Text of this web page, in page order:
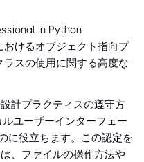
in Python
けるオブジェクト指向プ
スの使用に関する高度な
計プラクティスの遵守方
ユーザーインターフェー
に役立ちます。この認定を
、ファイルの操作方法や